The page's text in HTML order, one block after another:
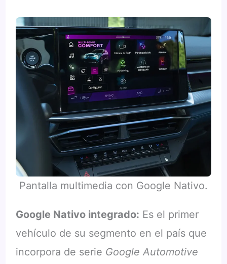
Pantalla multimedia con Google Nativo.
Google Nativo integrado: Es el primer
vehículo de su segmento en el país que
incorpora de serie Google Automotive